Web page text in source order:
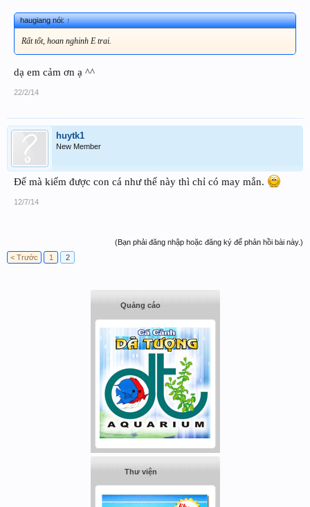
haugiang nói:↑
Rất tốt, hoan nghinh E trai.
dạ em cảm ơn ạ ^^
22/2/14
huytk1
New Member
Để mà kiếm được con cá như thế này thì chỉ có may mắn.
12/7/14
(Bạn phải đăng nhập hoặc đăng ký để phản hồi bài này.)
< Trước
1 2
Quảng cáo
Thư viện